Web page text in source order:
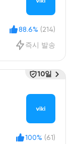
88.6% (214)
즉시 발송
100% (61)
10일